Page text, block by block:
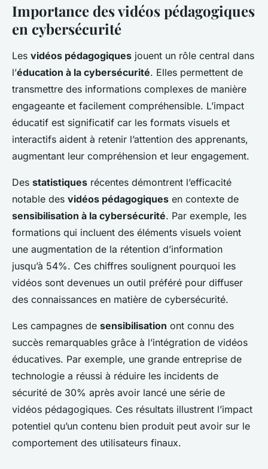
Importance des vidéos pédagogiques
en cybersécurité
Les vidéos pédagogiques jouent un rôle central dans
l’éducation à la cybersécurité. Elles permettent de
transmettre des informations complexes de manière
engageante et facilement compréhensible. L’impact
éducatif est significatif car les formats visuels et
interactifs aident à retenir l’attention des apprenants,
augmentant leur compréhension et leur engagement.
Des statistiques récentes démontrent l’efficacité
notable des vidéos pédagogiques en contexte de
sensibilisation à la cybersécurité. Par exemple, les
formations qui incluent des éléments visuels voient
une augmentation de la rétention d’information
jusqu’à 54%. Ces chiffres soulignent pourquoi les
vidéos sont devenues un outil préféré pour diffuser
des connaissances en matière de cybersécurité.
Les campagnes de sensibilisation ont connu des
succès remarquables grâce à l’intégration de vidéos
éducatives. Par exemple, une grande entreprise de
technologie a réussi à réduire les incidents de
sécurité de 30% après avoir lancé une série de
vidéos pédagogiques. Ces résultats illustrent l’impact
potentiel qu’un contenu bien produit peut avoir sur le
comportement des utilisateurs finaux.